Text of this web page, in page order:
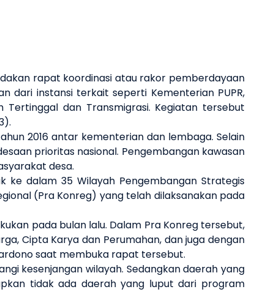
rapat koordinasi atau rakor pemberdayaan
dari instansi terkait seperti Kementerian PUPR,
Tertinggal dan Transmigrasi. Kegiatan tersebut
2016 antar kementerian dan lembaga. Selain
prioritas nasional. Pengembangan kawasan
desa.
ke dalam 35 Wilayah Pengembangan Strategis
(Pra Konreg) yang telah dilaksanakan pada
pada bulan lalu. Dalam Pra Konreg tersebut,
Cipta Karya dan Perumahan, dan juga dengan
saat membuka rapat tersebut.
kesenjangan wilayah. Sedangkan daerah yang
tidak ada daerah yang luput dari program